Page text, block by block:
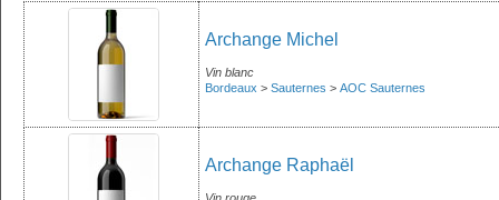
Archange Michel
Vin blanc
Bordeaux > Sauternes > AOC Sauternes
Archange Raphaël